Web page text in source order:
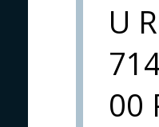
U
00